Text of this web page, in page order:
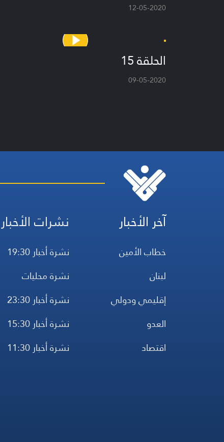
12-05-2020
الحلقة 15
09-05-2020
آخر الأخبار
خطاب الأمين
لبنان
إقليمي ودولي
العدو
اقتصاد
نشرات الأخبار
نشرة أخبار 19:30
نشرة محليات
نشرة أخبار 23:30
نشرة أخبار 15:30
نشرة أخبار 11:30